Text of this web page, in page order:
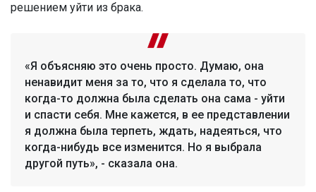
решением уйти из брака.
«Я объясняю это очень просто. Думаю, она
ненавидит меня за то, что я сделала то, что
когда-то должна была сделать она сама - уйти
и спасти себя. Мне кажется, в ее представлении
я должна была терпеть, ждать, надеяться, что
когда-нибудь все изменится. Но я выбрала
другой путь», - сказала она.